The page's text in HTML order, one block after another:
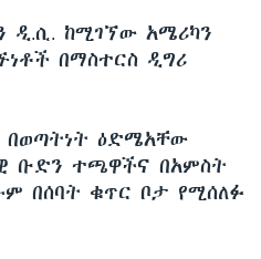
ዲ.ሲ. ከሚገኘው አሜሪካን
በማስተርስ ዲግሪ
ዕድሜአቸው
ቡድን ተጫዋችና በአምስት
በሰባት ቁጥር ቦታ የሚሰለፉ